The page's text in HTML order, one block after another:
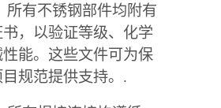
所有不锈钢部件均附有
，以验证等级、化学
能。这些文件可为保
规范提供支持。.